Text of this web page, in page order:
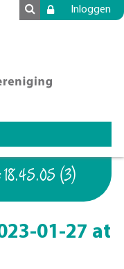
Inloggen
18.45.05 (3)
01-27 at